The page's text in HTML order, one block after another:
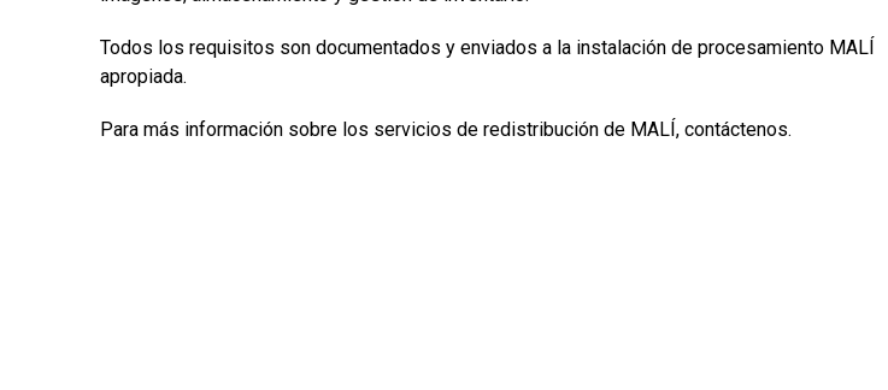
Todos los requisitos son documentados y enviados a la instalación de procesamiento MALÍ
apropiada.
Para más información sobre los servicios de redistribución de MALÍ, contáctenos.